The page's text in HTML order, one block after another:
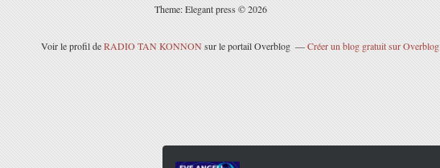
Theme: Elegant press © 2026
Voir le profil deRADIO TAN KONNON sur le portail Overblog Créer un blog gratuit sur Overblog